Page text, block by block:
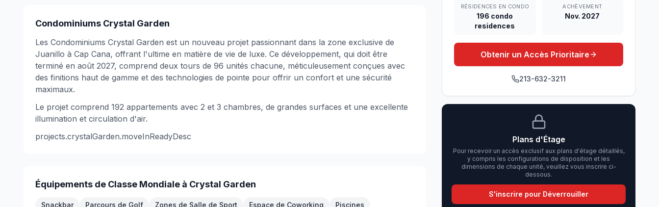
Vedette
Condominiums Crystal Garden
Les Condominiums Crystal Garden est un nouveau projet passionnant dans la zone exclusive de
Juanillo à Cap Cana, offrant l'ultime en matière de vie de luxe. Ce développement, qui doit être
terminé en août 2027, comprend deux tours de 96 unités chacune, méticuleusement conçues avec
des finitions haut de gamme et des technologies de pointe pour offrir un confort et une sécurité
maximaux.
Le projet comprend 192 appartements avec 2 et 3 chambres, de grandes surfaces et une excellente
illumination et circulation d'air.
projects.crystalGarden.moveInReadyDesc
Équipements de Classe Mondiale à Crystal Garden
Snackbar Parcours de Golf Zones de Salle de Sport Espace de Coworking
Piscines
RÉSIDENCES EN CONDO
196 condo
residences
ACHÈVEMENT
Nov. 2027
Obtenir un Accès Prioritaire
213-632-3211
Plans d'Étage
Pour recevoir un accès exclusif aux plans d'étage détaillés,
y compris les configurations de disposition et les
dimensions de chaque unité, veuillez vous inscrire ci-
dessous.
S'inscrire pour Déverrouiller